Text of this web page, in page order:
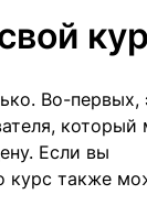
Во-первых,
который
Если вы
курс также